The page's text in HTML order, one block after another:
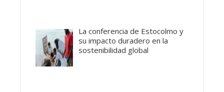
La conferencia de Estocolmo y
su impacto duradero en la
sostenibilidad global